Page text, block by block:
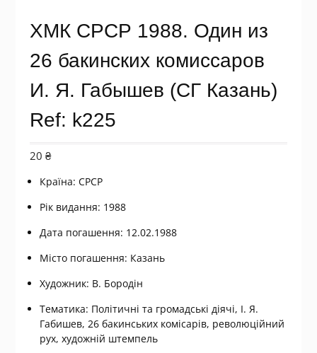
ХМК СРСР 1988. Один из
26 бакинских комиссаров
И. Я. Габышев (СГ Казань)
Ref: k225
20 ₴
Країна: СРСР
Рік видання: 1988
Дата погашення: 12.02.1988
Місто погашення: Казань
Художник: В. Бородін
Тематика: Політичні та громадські діячі, І. Я.
Габишев, 26 бакинських комісарів, революційний
рух, художній штемпель